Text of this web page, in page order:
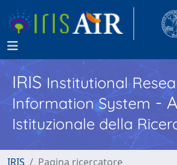
IRISInstitutional
Information System -
Istituzionale della
IRIS Pagina ricercatore